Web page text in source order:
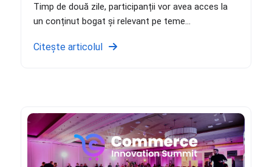
Timp de două zile, participanții vor avea acces la
un conținut bogat și relevant pe teme...
Citește articolul